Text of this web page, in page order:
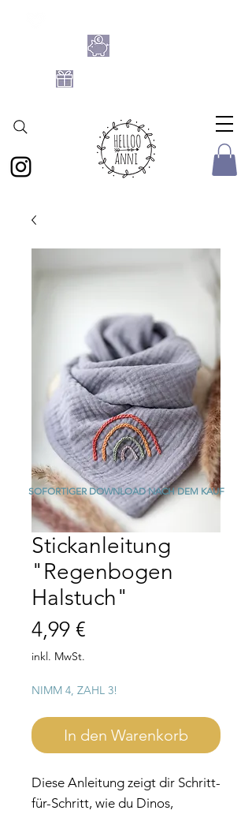
Stickanleitung
"Regenbogen
Halstuch"
4,99 €
inkl. MwSt.
NIMM 4, ZAHL 3!
In den Warenkorb
Diese Anleitung zeigt dir Schritt-
für-Schritt, wie du Dinos,
SOFORTIGER DOWNLOAD NACH DEM KAUF